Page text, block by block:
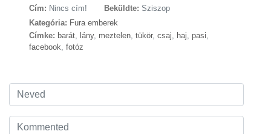
Cím: Nincs cím! Beküldte: Sziszop
Kategória: Fura emberek
Címke: barát lány, meztelen tükör, csaj haj pasi
facebook fotóz